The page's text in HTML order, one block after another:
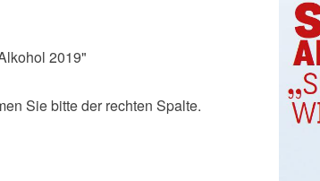
2019"
Sie bitte der rechten Spalte.